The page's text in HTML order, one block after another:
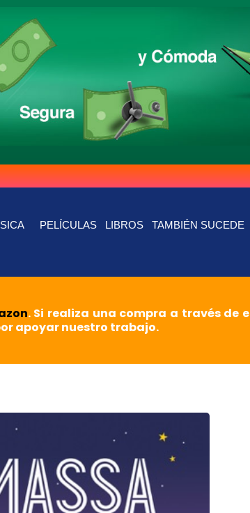
PELÍCULAS LIBROS TAMBIÉN SUCEDE
. Si realiza una compra a través de
apoyar nuestro trabajo.